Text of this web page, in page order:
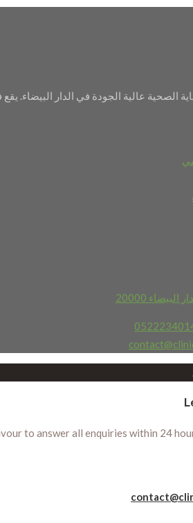
الصحية عالية الجودة في الدار البيضاء.
20000
to answer all enquiries within 24